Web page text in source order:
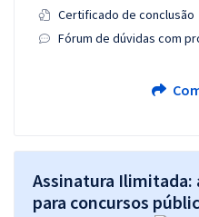
Certificado de conclusão
Fórum de dúvidas com
Assinatura Ilimitada:
para concursos